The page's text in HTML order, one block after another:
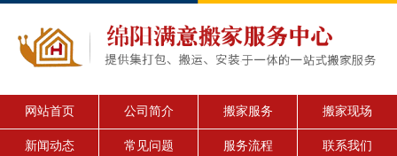
网站首页 公司简介 搬家服务 搬家现场
新闻动态 常见问题 服务流程 联系我们